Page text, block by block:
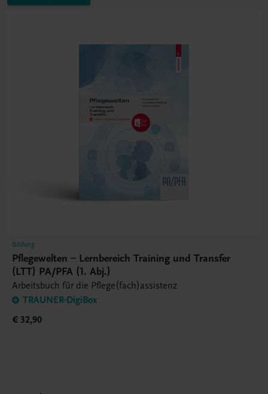
Bildung
Pflegewelten – Lernbereich Training und Transfer
(LTT) PA/PFA (1. Abj.)
Arbeitsbuch für die Pflege(fach)assistenz
TRAUNER-DigiBox
€ 32,90